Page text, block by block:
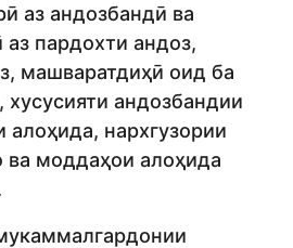
аз андозбандӣ ва
пардохти андоз,
машваратдиҳӣ оид ба
андозбандии
нархгузории
ва моддаҳои алоҳида